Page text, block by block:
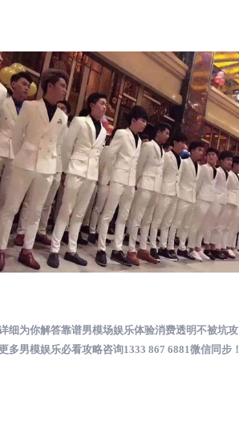
细为你解答靠谱男模场娱乐体验消费透明不被坑攻
多男模娱乐必看攻略咨询1333 867 6881微信同步！